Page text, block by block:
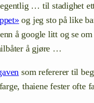
… til stadighet
og jeg sto på like
å google litt og se
å gjøre …
som refererer til
thaiene fester ofte